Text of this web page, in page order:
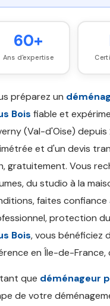
60+
Ans d'expertise
préparez un
Bois fiable et
(Val-d'Oise) depuis
et d'un devis
gratuitement. Vous
du studio à la
faites
protection
Bois, vous bénéficiez
en Île-de-
que déménageur
de votre